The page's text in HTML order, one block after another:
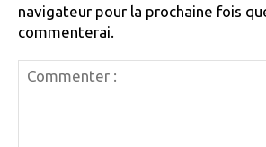
navigateur pour la prochaine fois
commenterai.